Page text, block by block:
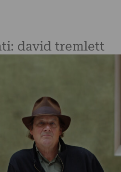
david tremlett